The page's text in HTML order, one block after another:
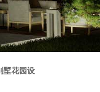
墅花园设